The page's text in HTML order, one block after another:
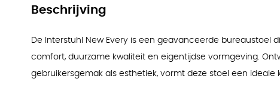
Beschrijving
De Interstuhl New Every is een geavanceerde bureaustoel
comfort, duurzame kwaliteit en eigentijdse vormgeving.
gebruikersgemak als esthetiek, vormt deze stoel een ideale